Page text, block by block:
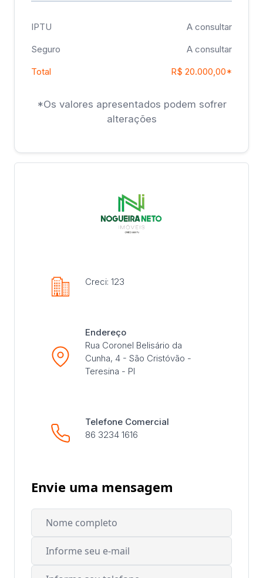
IPTU
A consultar
Seguro
A consultar
Total
R$ 20.000,00*
*Os valores apresentados podem sofrer
alterações
Creci: 123
Endereço
Rua Coronel Belisário da
Cunha, 4 - São Cristóvão -
Teresina - PI
Telefone Comercial
86 3234 1616
Envie uma mensagem